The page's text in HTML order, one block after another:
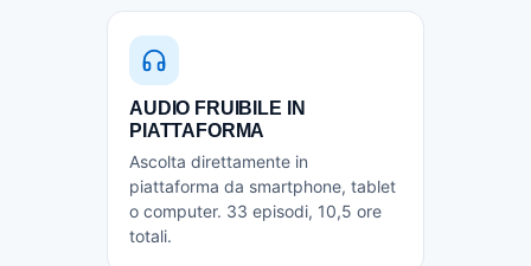
AUDIO FRUIBILE IN
PIATTAFORMA
Ascolta direttamente in
piattaforma da smartphone, tablet
o computer. 33 episodi, 10,5 ore
totali.